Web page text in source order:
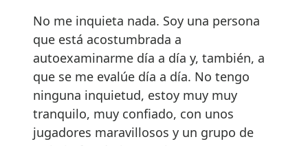
No me inquieta nada. Soy una persona
que está acostumbrada a
autoexaminarme día a día y, también, a
que se me evalúe día a día. No tengo
ninguna inquietud, estoy muy muy
tranquilo, muy confiado, con unos
jugadores maravillosos y un grupo de